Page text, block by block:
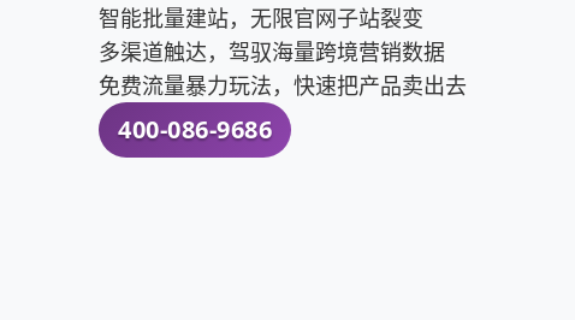
智能批量建站，无限官网子站裂变
多渠道触达，驾驭海量跨境营销数据
免费流量暴力玩法，快速把产品卖出去
400-086-9686